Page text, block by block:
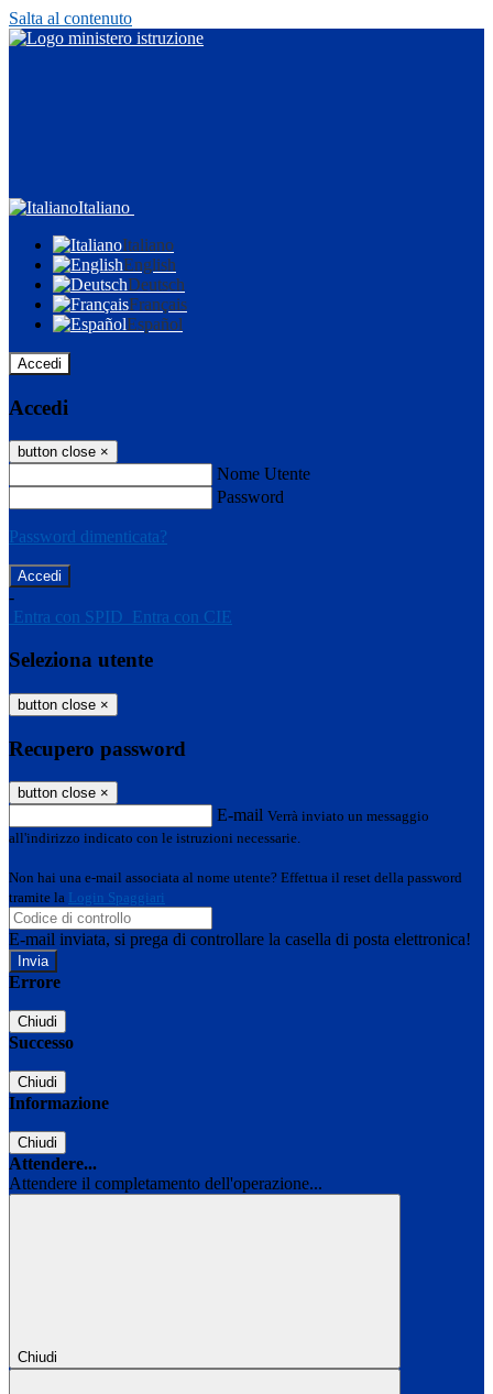
Salta al contenuto
Italiano
Italiano
English
Deutsch
Français
Español
Accedi
Accedi
button close ×
Nome Utente
Password
Password dimenticata?
-
Entra con SPID Entra con CIE
Seleziona utente
button close ×
Recupero password
button close ×
E-mail Verrà inviato un messaggio
all'indirizzo indicato con le istruzioni necessarie.
Non hai una e-mail associata al nome utente? Effettua il reset della password
tramite la Login Spaggiari
E-mail inviata, si prega di controllare la casella di posta elettronica!
Errore
Chiudi
Successo
Chiudi
Informazione
Chiudi
Attendere...
Attendere il completamento dell'operazione...
Chiudi